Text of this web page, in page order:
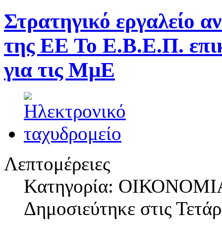
Στρατηγικό εργαλείο
της ΕΕ Το Ε.Β.Ε.Π.
για τις ΜμΕ
Λεπτομέρειες
Κατηγορία:
Δημοσιεύτηκε στις